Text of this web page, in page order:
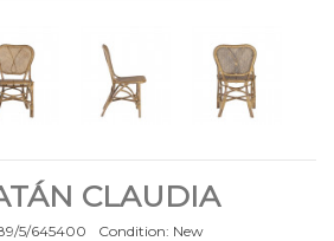
CLAUDIA
5/645400 Condition: New